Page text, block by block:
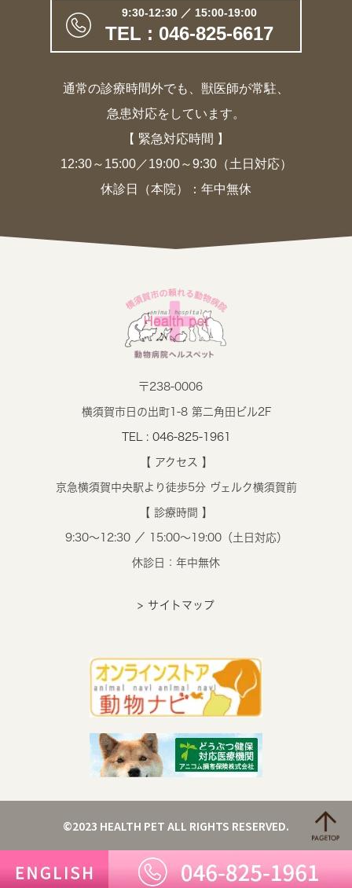
9:30-12:30 ／ 15:00-19:00
TEL : 046-825-6617
通常の診療時間外でも、獣医師が常駐、
急患対応をしています。
【 緊急対応時間 】
12:30～15:00／19:00～9:30（土日対応）
休診日（本院）：年中無休
〒238-0006
横須賀市日の出町1-8 第二角田ビル2F
TEL : 046-825-1961
【 アクセス 】
京急横須賀中央駅より徒歩5分 ヴェルク横須賀前
【 診療時間 】
9:30～12:30 ／ 15:00～19:00（土日対応）
休診日：年中無休
> サイトマップ
©2023 HEALTH PET ALL RIGHTS RESERVED.